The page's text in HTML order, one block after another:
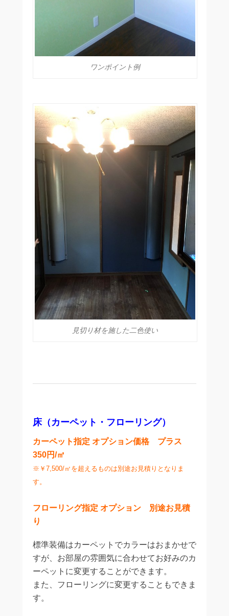
ワンポイント例
見切り材を施した二色使い
床（カーペット・フローリング）
カーペット指定 オプション価格 プラス
350円/㎡
※￥7,500/㎡を超えるものは別途お見積りとなりま
す。
フローリング指定 オプション 別途お見積
り
標準装備はカーペットでカラーはおまかせで
すが、お部屋の雰囲気に合わせてお好みのカ
ーペットに変更することができます。
また、フローリングに変更することもできま
す。